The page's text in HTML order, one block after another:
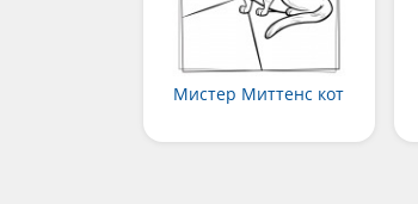
Мистер Миттенс кот